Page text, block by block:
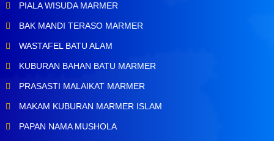
PIALA WISUDA MARMER
BAK MANDI TERASO MARMER
WASTAFEL BATU ALAM
KUBURAN BAHAN BATU MARMER
PRASASTI MALAIKAT MARMER
MAKAM KUBURAN MARMER ISLAM
PAPAN NAMA MUSHOLA